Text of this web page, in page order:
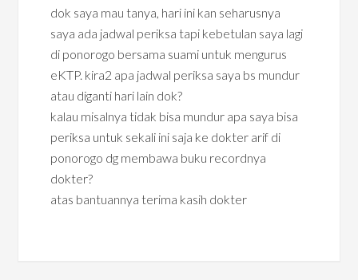
dok saya mau tanya, hari ini kan seharusnya
saya ada jadwal periksa tapi kebetulan saya lagi
di ponorogo bersama suami untuk mengurus
eKTP. kira2 apa jadwal periksa saya bs mundur
atau diganti hari lain dok?
kalau misalnya tidak bisa mundur apa saya bisa
periksa untuk sekali ini saja ke dokter arif di
ponorogo dg membawa buku recordnya
dokter?
atas bantuannya terima kasih dokter